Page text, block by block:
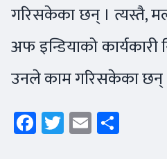
गरिसकेका छन् । त्यस्तै,
अफ इन्डियाको
उनले काम गरिसकेका छन्
Facebook
Twitter
Email